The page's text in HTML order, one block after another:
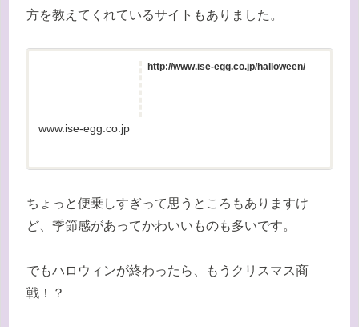
方を教えてくれているサイトもありました。
http://www.ise-egg.co.jp/halloween/
www.ise-egg.co.jp
ちょっと便乗しすぎって思うところもありますけ
ど、季節感があってかわいいものも多いです。
でもハロウィンが終わったら、もうクリスマス商
戦！？